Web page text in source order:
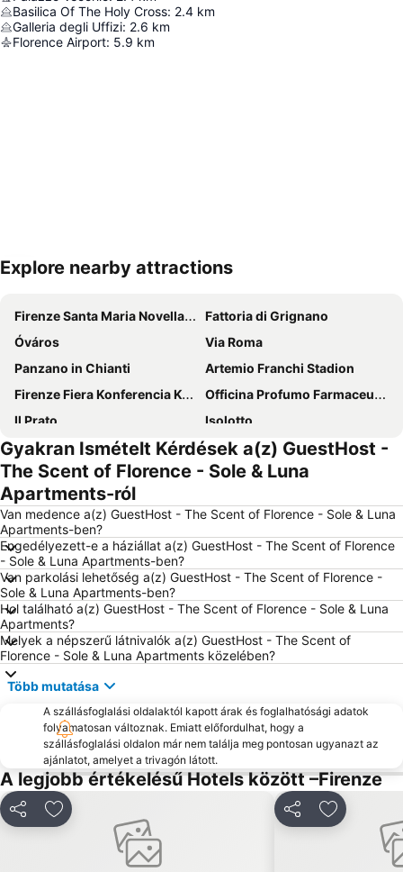
Basilica Of The Holy Cross: 2.4 km
Galleria degli Uffizi: 2.6 km
Florence Airport: 5.9 km
Nagy méretű térkép
Explore nearby attractions
Firenze Santa Maria Novella állomás
Fattoria di Grignano
Óváros
Via Roma
Panzano in Chianti
Artemio Franchi Stadion
Firenze Fiera Konferencia Központ
Officina Profumo Farmaceutica di Santa Maria Novella
Il Prato
Isolotto
Firenzei Botanikus Kert
Fortezza da Basso
Santa Maria del Fiore Bazilika
Bargello Nemzeti Múzeum
Uffizi Galéria
Termeland
Gyakran Ismételt Kérdések a(z) GuestHost -
The Scent of Florence - Sole & Luna
Apartments-ról
Van medence a(z) GuestHost - The Scent of Florence - Sole & Luna
Apartments-ben?
Engedélyezett-e a háziállat a(z) GuestHost - The Scent of Florence
- Sole & Luna Apartments-ben?
Van parkolási lehetőség a(z) GuestHost - The Scent of Florence -
Sole & Luna Apartments-ben?
Hol található a(z) GuestHost - The Scent of Florence - Sole & Luna
Apartments?
Melyek a népszerű látnivalók a(z) GuestHost - The Scent of
Florence - Sole & Luna Apartments közelében?
Több mutatása
A szállásfoglalási oldalaktól kapott árak és foglalhatósági adatok
folyamatosan változnak. Emiatt előfordulhat, hogy a
szállásfoglalási oldalon már nem találja meg pontosan ugyanazt az
ajánlatot, amelyet a trivagón látott.
A legjobb értékelésű Hotels között –Firenze
MegosztásHozzáadás a kedvencekhez Megosztás